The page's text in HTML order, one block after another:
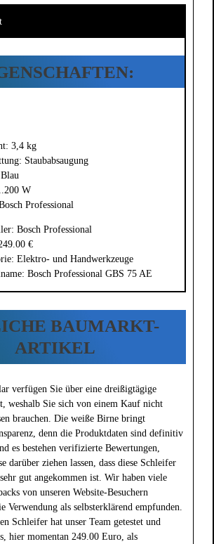
3,4 kg
Staubabsaugung
W
Professional
Bosch Professional
€
Elektro- und Handwerkzeuge
Bosch Professional GBS 75 AE
BAUMARKT-
ARTIKEL
verfügen Sie über eine dreißigtägige
weshalb Sie sich von einem Kauf nicht
brauchen. Die weiße Birne bringt
denn die Produktdaten sind definitiv
es bestehen verifizierte Bewertungen,
darüber ziehen lassen, dass diese Schleifer
gut angekommen ist. Wir haben viele
von unseren Website-Besuchern
Verwendung als selbsterklärend empfunden.
Schleifer hat unser Team getestet und
hier momentan 249.00 Euro, als